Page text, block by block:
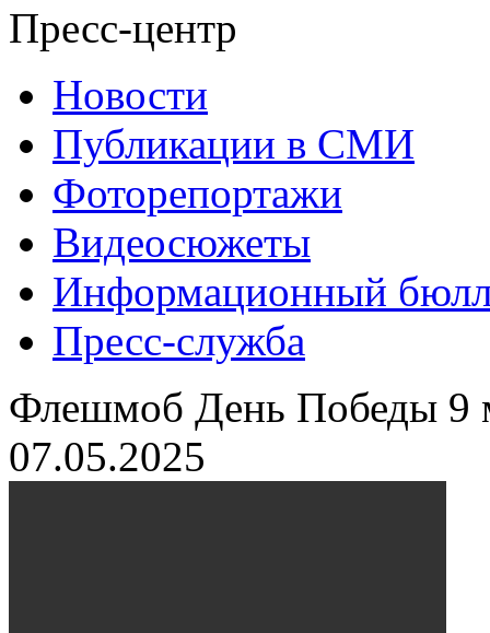
Пресс-центр
Новости
Публикации в СМИ
Фоторепортажи
Видеосюжеты
Информационный
Пресс-служба
Флешмоб День Победы 9
07.05.2025